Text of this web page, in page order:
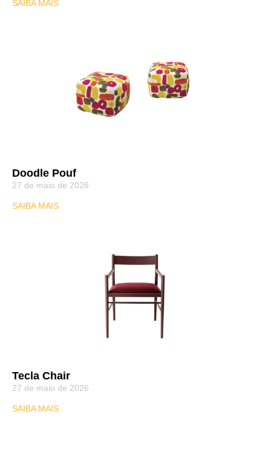
SAIBA MAIS
Doodle Pouf
27 de maio de 2026
SAIBA MAIS
Tecla Chair
27 de maio de 2026
SAIBA MAIS